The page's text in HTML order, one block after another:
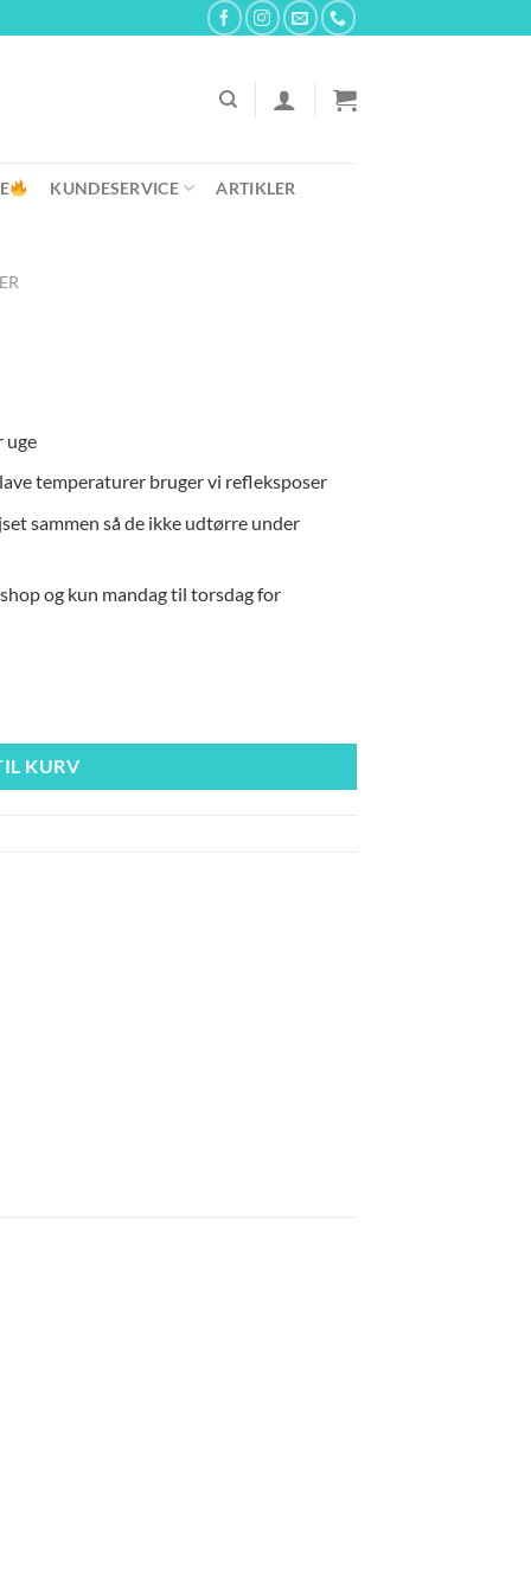
KUNDESERVICE ARTIKLER
uge
temperaturer bruger vi refleksposer
sammen så de ikke udtørre under
og kun mandag til torsdag for
KURV